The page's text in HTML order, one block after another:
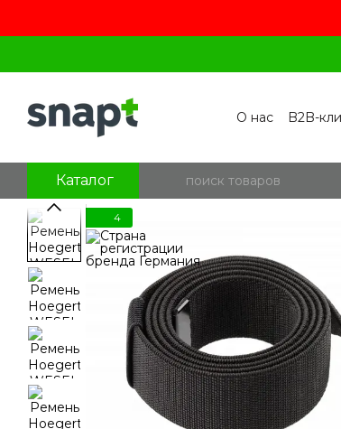
О нас B2B-
Каталог
4